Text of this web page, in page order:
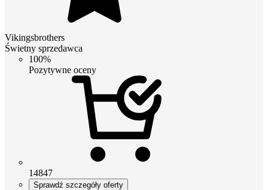
Vikingsbrothers
Świetny sprzedawca
100%
Pozytywne oceny
14847
Sprawdź szczegóły oferty